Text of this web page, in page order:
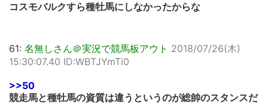
コスモバルクすら種牡馬にしなかったからな
61: 名無しさん＠実況で競馬板アウト 2018/07/26(木)
15:30:07.40 ID:WBTJYmTi0
>>50
競走馬と種牡馬の資質は違うというのが総帥のスタンスだ